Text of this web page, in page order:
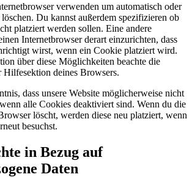
verwenden um automatisch oder
Du kannst außerdem spezifizieren ob
platziert werden sollen. Eine andere
Internetbrowser derart einzurichten, dass
wirst, wenn ein Cookie platziert wird.
über diese Möglichkeiten beachte die
deines Browsers.
dass unsere Website möglicherweise nicht
alle Cookies deaktiviert sind. Wenn du die
löscht, werden diese neu platziert, wenn
besuchst.
in Bezug auf
Daten